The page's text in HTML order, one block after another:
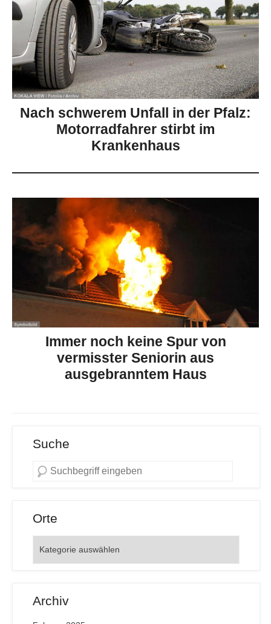
Nach schwerem Unfall in der Pfalz:
Motorradfahrer stirbt im
Krankenhaus
Immer noch keine Spur von
vermisster Seniorin aus
ausgebranntem Haus
Suche
Orte
Archiv